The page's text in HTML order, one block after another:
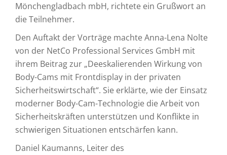
Mönchengladbach mbH, richtete ein Grußwort an
die Teilnehmer.
Den Auftakt der Vorträge machte Anna-Lena Nolte
von der NetCo Professional Services GmbH mit
ihrem Beitrag zur „Deeskalierenden Wirkung von
Body-Cams mit Frontdisplay in der privaten
Sicherheitswirtschaft“. Sie erklärte, wie der Einsatz
moderner Body-Cam-Technologie die Arbeit von
Sicherheitskräften unterstützen und Konflikte in
schwierigen Situationen entschärfen kann.
Daniel Kaumanns, Leiter des